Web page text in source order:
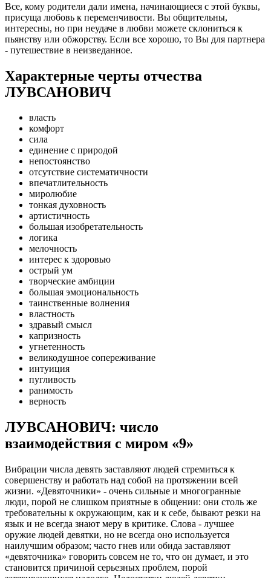
Все, кому родители дали имена, начинающиеся с этой буквы,
присуща любовь к переменчивости. Вы общительны,
интересны, но при неудаче в любви можете склониться к
пьянству или обжорству. Если все хорошо, то Вы для партнера
- путешествие в неизведанное.
Характерные черты отчества
ЛУВСАНОВИЧ
власть
комфорт
сила
единение с природой
непостоянство
отсутствие систематичности
впечатлительность
миролюбие
тонкая духовность
артистичность
большая изобретательность
логика
мелочность
интерес к здоровью
острый ум
творческие амбиции
большая эмоциональность
таинственные волнения
властность
здравый смысл
капризность
угнетенность
великодушное сопереживание
интуиция
пугливость
ранимость
верность
ЛУВСАНОВИЧ: число
взаимодействия с миром «9»
Вибрации числа девять заставляют людей стремиться к
совершенству и работать над собой на протяжении всей
жизни. «Девяточники» - очень сильные и многогранные
люди, порой не слишком приятные в общении: они столь же
требовательны к окружающим, как и к себе, бывают резки на
язык и не всегда знают меру в критике. Слова - лучшее
оружие людей девятки, но не всегда оно используется
наилучшим образом; часто гнев или обида заставляют
«девяточника» говорить совсем не то, что он думает, и это
становится причиной серьезных проблем, порой